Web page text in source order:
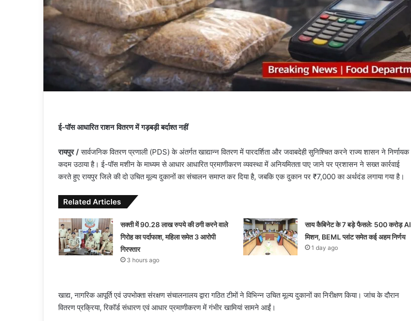
ई-पॉस आधारित राशन वितरण में गड़बड़ी बर्दाश्त नहीं
रायपुर /सार्वजनिक वितरण प्रणाली (PDS) के अंतर्गत खाद्यान्न वितरण में पारदर्शिता और जवाबदेही सुनिश्चित करने राज्य शासन ने निर्णायक
कदम उठाया है। ई-पॉस मशीन के माध्यम से आधार आधारित प्रमाणीकरण व्यवस्था में अनियमितता पाए जाने पर प्रशासन ने सख्त कार्रवाई
करते हुए रायपुर जिले की दो उचित मूल्य दुकानों का संचालन समाप्त कर दिया है, जबकि एक दुकान पर ₹7,000 का अर्थदंड लगाया गया है।
Related Articles
सक्ती में 90.28 लाख रुपये की ठगी करने वाले
गिरोह का पर्दाफाश, महिला समेत 3 आरोपी
गिरफ्तार
3 hours ago
साय कैबिनेट के 7 बड़े फैसले: 500 करोड़ AI
मिशन, BEML प्लांट समेत कई अहम निर्णय
1 day ago
खाद्य, नागरिक आपूर्ति एवं उपभोक्ता संरक्षण संचालनालय द्वारा गठित टीमों ने विभिन्न उचित मूल्य दुकानों का निरीक्षण किया। जांच के दौरान
वितरण प्रक्रिया, रिकॉर्ड संधारण एवं आधार प्रमाणीकरण में गंभीर खामियां सामने आईं।